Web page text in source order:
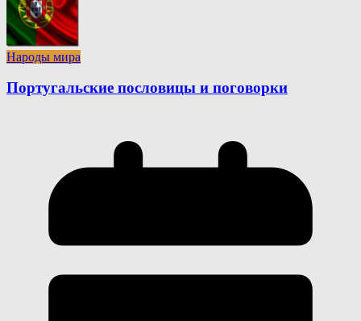
Народы мира
Португальские пословицы и поговорки